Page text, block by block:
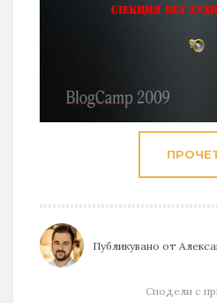
Публикувано от
Сподели с